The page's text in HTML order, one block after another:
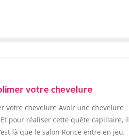
votre chevelure
votre chevelure Avoir une chevelure
pour réaliser cette quête capillaire, il
là que le salon Ronce entre en jeu,